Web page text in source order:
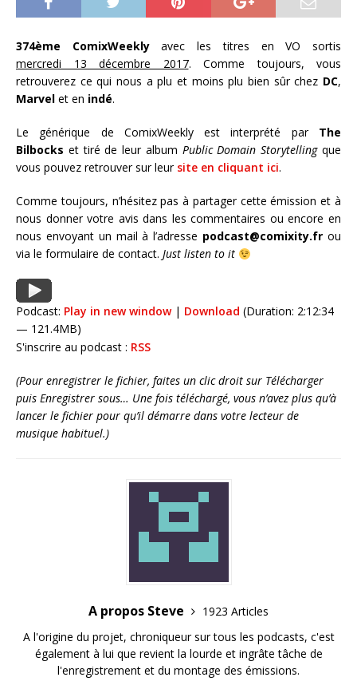
374ème ComixWeeklyavec les titres en VO sortis
mercredi 13 décembre 2017. Comme toujours, vous
retrouverez ce qui nous a plu et moins plu bien sûr chez DC,
Marvel et en indé.
Le générique de ComixWeekly est interprété par The
Bilbocks et tiré de leur album Public Domain Storytellingque
vous pouvez retrouver sur leursite en cliquant ici.
Comme toujours, n’hésitez pas à partager cette émission et à
nous donner votre avis dans les commentaires ou encore en
nous envoyant un mail à l’adresse podcast@comixity.fr ou
via le formulaire de contact. Just listen to it
Podcast: Play in new window| Download (Duration: 2:12:34
— 121.4MB)
S'inscrire au podcast : RSS
(Pour enregistrer le fichier, faites un clic droit sur Télécharger
puis Enregistrer sous… Une fois téléchargé, vous n’avez plus qu’à
lancer le fichier pour qu’il démarre dans votre lecteur de
musique habituel.)
A propos Steve
1923 Articles
A l'origine du projet, chroniqueur sur tous les podcasts, c'est
également à lui que revient la lourde et ingrâte tâche de
l'enregistrement et du montage des émissions.